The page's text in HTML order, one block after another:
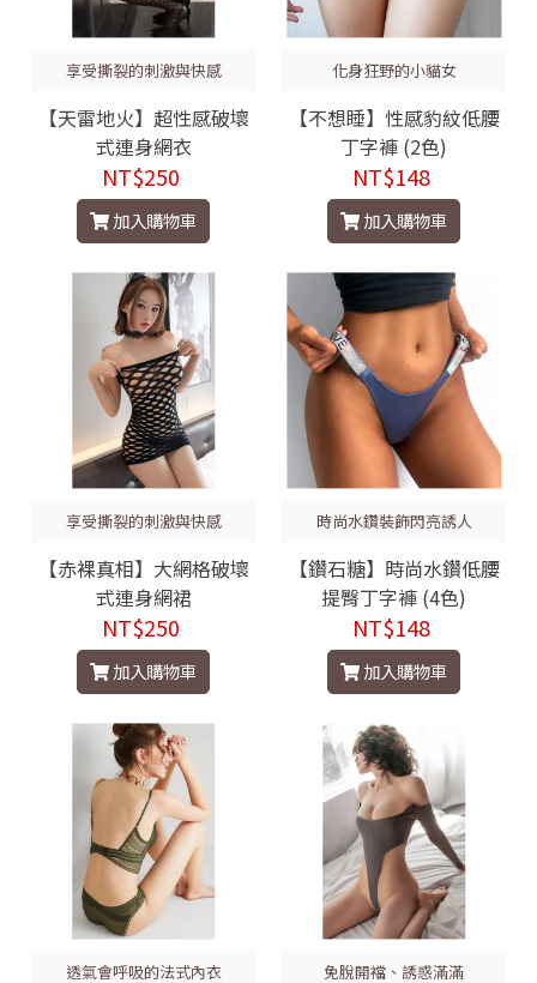
享受撕裂的刺激與快感
【天雷地火】超性感破壞
式連身網衣
NT$250
加入購物車
化身狂野的小貓女
【不想睡】性感豹紋低腰
丁字褲 (2色)
NT$148
加入購物車
享受撕裂的刺激與快感
【赤裸真相】大網格破壞
式連身網裙
NT$250
加入購物車
時尚水鑽裝飾閃亮誘人
【鑽石糖】時尚水鑽低腰
提臀丁字褲 (4色)
NT$148
加入購物車
透氣會呼吸的法式內衣 免脫開襠、誘惑滿滿